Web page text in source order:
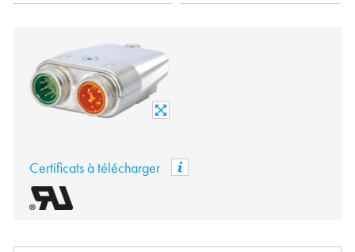
Certificats à télécharger